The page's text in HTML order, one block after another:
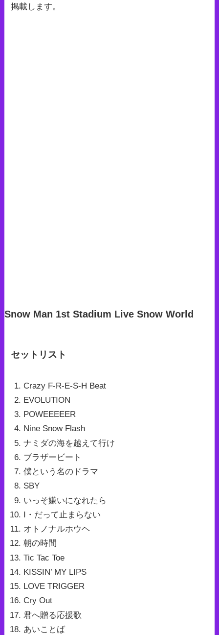
掲載します。
Snow Man 1st Stadium Live Snow World
セットリスト
Crazy F-R-E-S-H Beat
EVOLUTION
POWEEEEER
Nine Snow Flash
ナミダの海を越えて行け
ブラザービート
僕という名のドラマ
SBY
いっそ嫌いになれたら
I・だって止まらない
オトノナルホウヘ
朝の時間
Tic Tac Toe
KISSIN’ MY LIPS
LOVE TRIGGER
Cry Out
君へ贈る応援歌
あいことば